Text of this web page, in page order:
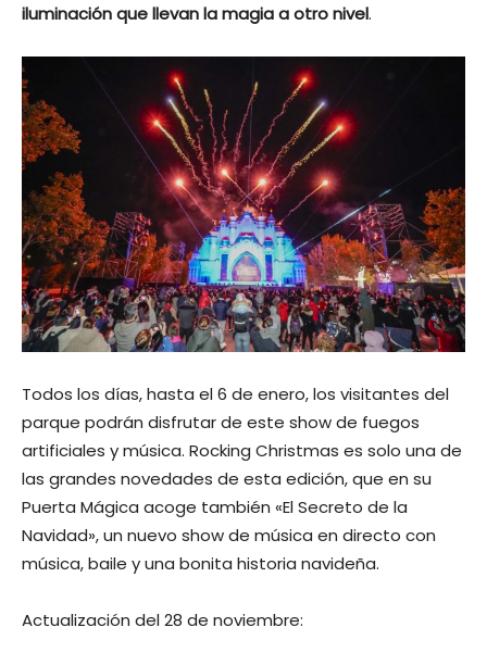
iluminación que llevan la magia a otro nivel.
Todos los días, hasta el 6 de enero, los visitantes del
parque podrán disfrutar de este show de fuegos
artificiales y música. Rocking Christmas es solo una de
las grandes novedades de esta edición, que en su
Puerta Mágica acoge también «El Secreto de la
Navidad», un nuevo show de música en directo con
música, baile y una bonita historia navideña.
Actualización del 28 de noviembre: